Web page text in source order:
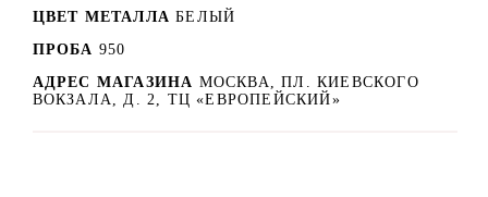
ЦВЕТ МЕТАЛЛА БЕЛЫЙ
ПРОБА 950
АДРЕС МАГАЗИНА МОСКВА, ПЛ. КИЕВСКОГО
ВОКЗАЛА, Д. 2, ТЦ «ЕВРОПЕЙСКИЙ»